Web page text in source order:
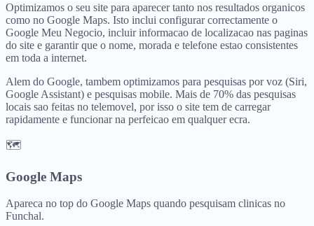
Optimizamos o seu site para aparecer tanto nos resultados organicos
como no Google Maps. Isto inclui configurar correctamente o
Google Meu Negocio, incluir informacao de localizacao nas paginas
do site e garantir que o nome, morada e telefone estao consistentes
em toda a internet.
Alem do Google, tambem optimizamos para pesquisas por voz (Siri,
Google Assistant) e pesquisas mobile. Mais de 70% das pesquisas
locais sao feitas no telemovel, por isso o site tem de carregar
rapidamente e funcionar na perfeicao em qualquer ecra.
🗺️
Google Maps
Apareca no top do Google Maps quando pesquisam clinicas no
Funchal.